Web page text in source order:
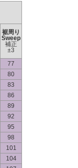
裾周り
Sweep
補正
±3
77
80
83
86
89
92
95
98
101
104